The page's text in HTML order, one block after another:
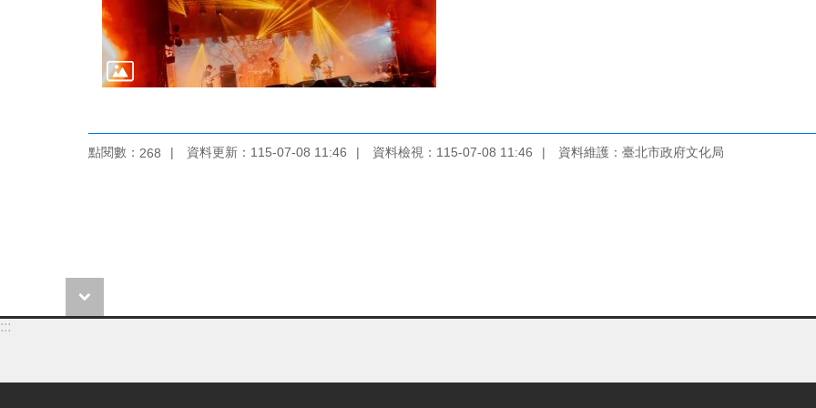
點閱數： 268 資料更新：115-07-08 11:46 資料檢視：115-07-08 11:46 資料維護：臺北市政府文化局
:::